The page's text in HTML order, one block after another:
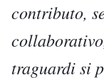
contributo,
traguardi si